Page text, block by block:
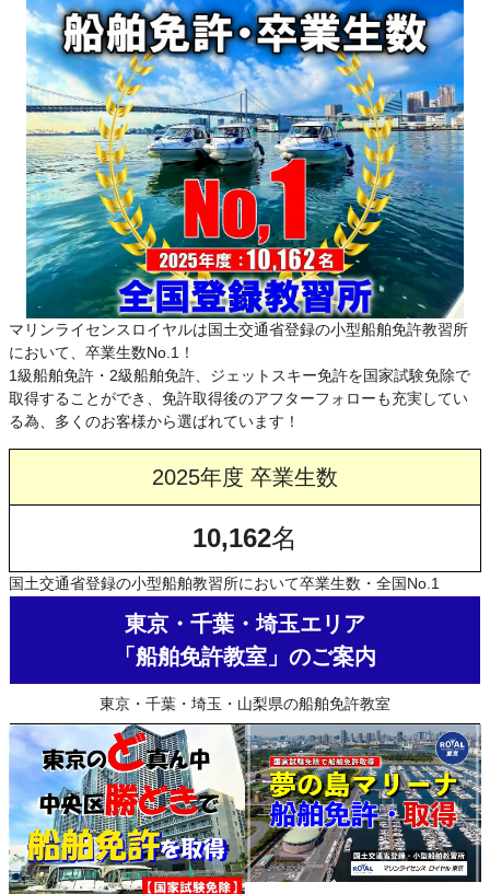
マリンライセンスロイヤルは国土交通省登録の小型船舶免許教習所
において、卒業生数No.1！
1級船舶免許・2級船舶免許、ジェットスキー免許を国家試験免除で
取得することができ、免許取得後のアフターフォローも充実してい
る為、多くのお客様から選ばれています！
2025年度 卒業生数
10,162名
国土交通省登録の小型船舶教習所において卒業生数・全国No.1
東京・千葉・埼玉エリア
「船舶免許教室」のご案内
東京・千葉・埼玉・山梨県の船舶免許教室